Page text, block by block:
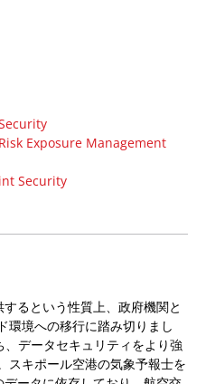
Exposure Management
Security
るという性質上、政府機関と
環境への移行に踏み切りまし
データセキュリティをより強
スキポール空港の気象予報士を